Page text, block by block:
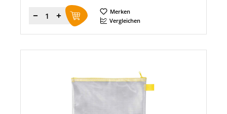
Menge
Merken
Vergleichen